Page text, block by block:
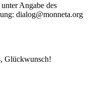
Angabe des
dialog@monneta.org
Glückwunsch!